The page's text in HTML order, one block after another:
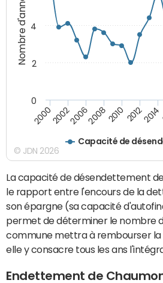
Nombre d'années
Capacité de
20002002200620082010 20122014
0
2
4
© JDN 2026
La capacité de désendettement
le rapport entre l'encours de la
son épargne (sa capacité
permet de déterminer le nombre
commune mettra à rembourser la
elle y consacre tous les ans
Endettement de